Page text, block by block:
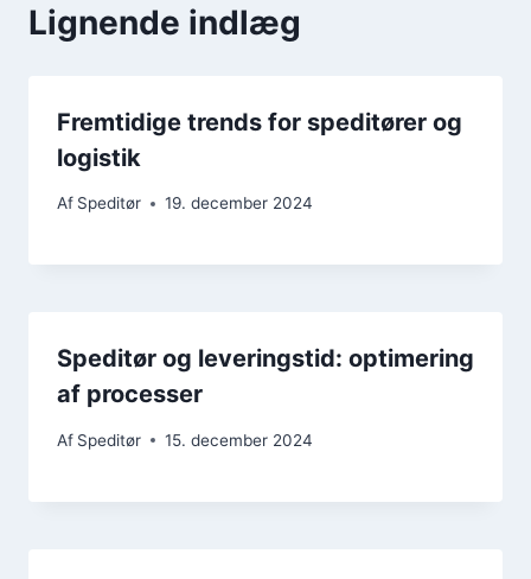
Lignende indlæg
Fremtidige trends for speditører og
logistik
Af Speditør 19. december 2024
Speditør og leveringstid: optimering
af processer
Af Speditør 15. december 2024